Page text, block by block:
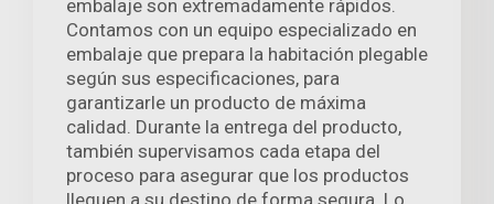
embalaje son extremadamente rápidos.
Contamos con un equipo especializado en
embalaje que prepara la habitación plegable
según sus especificaciones, para
garantizarle un producto de máxima
calidad. Durante la entrega del producto,
también supervisamos cada etapa del
proceso para asegurar que los productos